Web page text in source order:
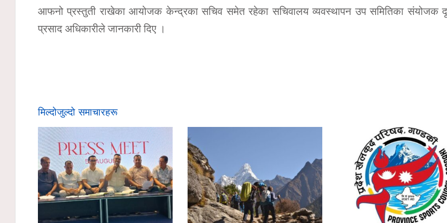
आफनो प्रस्तुती राखेका आयोजक केन्द्रका सचिव समेत रहेका सचिवालय व्यवस्थापन उप समितिका संयोजक
प्रसाद अधिकारीले जानकारी दिए ।
मिल्दोजुल्दो समाचारहरू